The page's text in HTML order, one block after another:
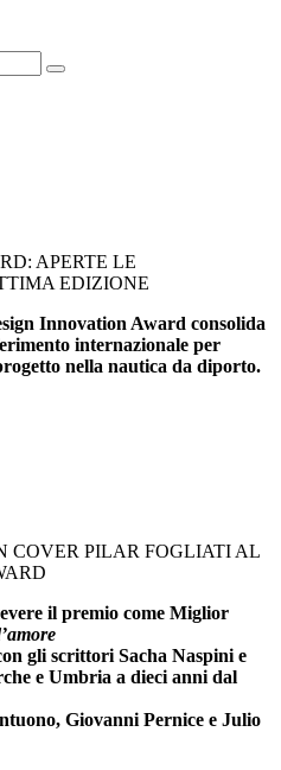
APERTE LE
EDIZIONE
Innovation Award consolida
internazionale per
nella nautica da diporto.
COVER PILAR FOGLIATI AL
il premio come Miglior
gli scrittori Sacha Naspini e
e Umbria a dieci anni dal
Giovanni Pernice e Julio